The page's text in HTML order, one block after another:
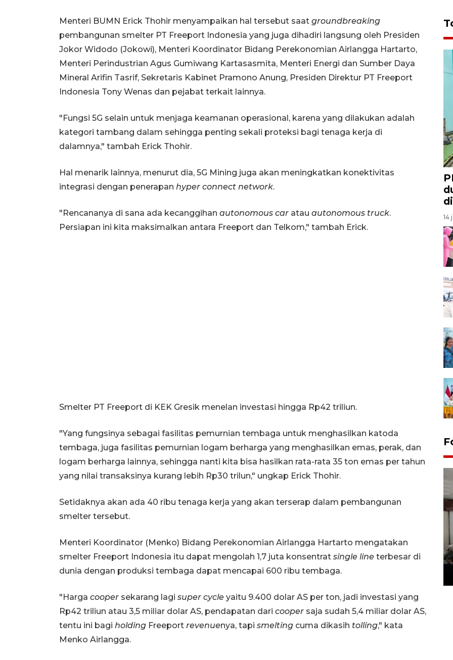
Menteri BUMN Erick Thohir menyampaikan hal tersebut saat groundbreaking
pembangunan smelter PT Freeport Indonesia yang juga dihadiri langsung oleh Presiden
Jokor Widodo (Jokowi), Menteri Koordinator Bidang Perekonomian Airlangga Hartarto,
Menteri Perindustrian Agus Gumiwang Kartasasmita, Menteri Energi dan Sumber Daya
Mineral Arifin Tasrif, Sekretaris Kabinet Pramono Anung, Presiden Direktur PT Freeport
Indonesia Tony Wenas dan pejabat terkait lainnya.
"Fungsi 5G selain untuk menjaga keamanan operasional, karena yang dilakukan adalah
kategori tambang dalam sehingga penting sekali proteksi bagi tenaga kerja di
dalamnya," tambah Erick Thohir.
Hal menarik lainnya, menurut dia, 5G Mining juga akan meningkatkan konektivitas
integrasi dengan penerapan hyper connect network.
"Rencananya di sana ada kecanggihan autonomous car atau autonomous truck.
Persiapan ini kita maksimalkan antara Freeport dan Telkom," tambah Erick.
Smelter PT Freeport di KEK Gresik menelan investasi hingga Rp42 triliun.
"Yang fungsinya sebagai fasilitas pemurnian tembaga untuk menghasilkan katoda
tembaga, juga fasilitas pemurnian logam berharga yang menghasilkan emas, perak, dan
logam berharga lainnya, sehingga nanti kita bisa hasilkan rata-rata 35 ton emas per tahun
yang nilai transaksinya kurang lebih Rp30 trilun," ungkap Erick Thohir.
Setidaknya akan ada 40 ribu tenaga kerja yang akan terserap dalam pembangunan
smelter tersebut.
Menteri Koordinator (Menko) Bidang Perekonomian Airlangga Hartarto mengatakan
smelter Freeport Indonesia itu dapat mengolah 1,7 juta konsentrat single line terbesar di
dunia dengan produksi tembaga dapat mencapai 600 ribu tembaga.
"Harga cooper sekarang lagi super cycle yaitu 9.400 dolar AS per ton, jadi investasi yang
Rp42 triliun atau 3,5 miliar dolar AS, pendapatan dari cooper saja sudah 5,4 miliar dolar AS,
tentu ini bagi holding Freeport revenuenya, tapi smelting cuma dikasih tolling," kata
Menko Airlangga.
14
Antara Biro Papua
bersilahturahmi dengan
Pendam XVII/Cenderawasih
14 March 2022 15:11 WIB, 2022